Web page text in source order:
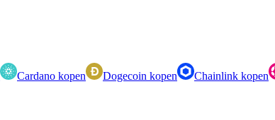
Cardano kopen Dogecoin kopen
Chainlink kopen